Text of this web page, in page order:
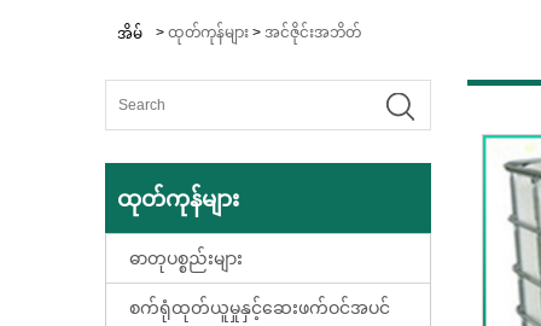
အိမ် > ထုတ်ကုန်များ > အင်ဇိုင်းအဘိတ်
ထုတ်ကုန်များ
ဓာတုပစ္စည်းများ
စက်ရုံထုတ်ယူမှုနှင့်ဆေးဖက်ဝင်အပင်